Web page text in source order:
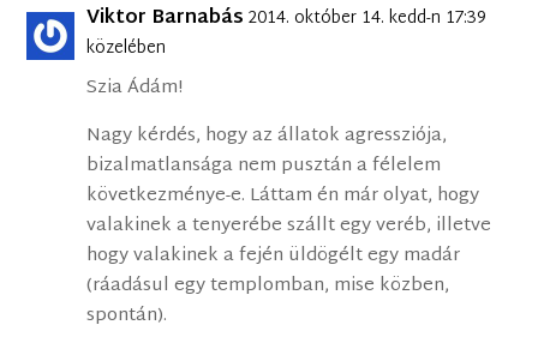
Viktor Barnabás 2014. október 14. kedd-n 17:39
közelében
Szia Ádám!
Nagy kérdés, hogy az állatok agressziója,
bizalmatlansága nem pusztán a félelem
következménye-e. Láttam én már olyat, hogy
valakinek a tenyerébe szállt egy veréb, illetve
hogy valakinek a fején üldögélt egy madár
(ráadásul egy templomban, mise közben,
spontán).